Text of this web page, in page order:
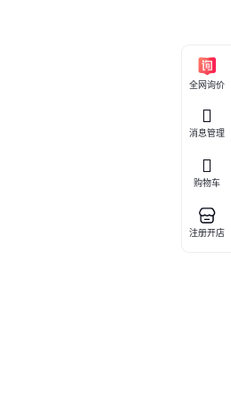
全网询价
消息管理
购物车
注册开店